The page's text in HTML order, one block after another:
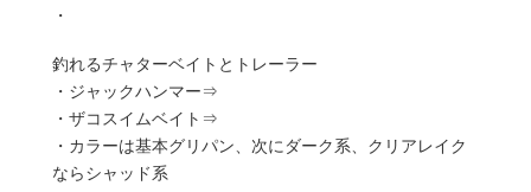
・
釣れるチャターベイトとトレーラー
・ジャックハンマー⇒
・ザコスイムベイト⇒
・カラーは基本グリパン、次にダーク系、クリアレイク
ならシャッド系